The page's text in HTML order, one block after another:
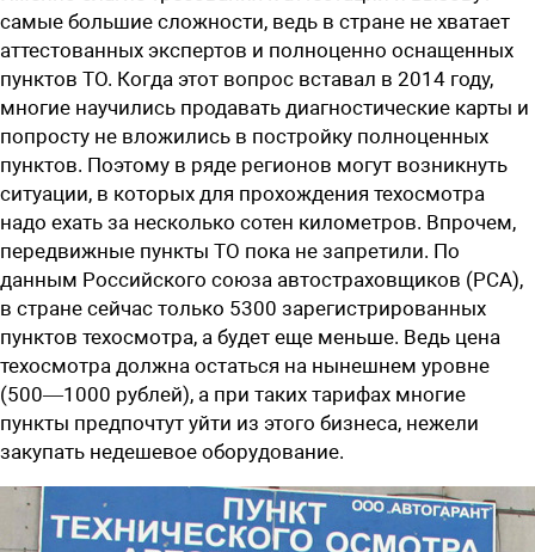
самые большие сложности, ведь в стране не хватает
аттестованных экспертов и полноценно оснащенных
пунктов ТО. Когда этот вопрос вставал в 2014 году,
многие научились продавать диагностические карты и
попросту не вложились в постройку полноценных
пунктов. Поэтому в ряде регионов могут возникнуть
ситуации, в которых для прохождения техосмотра
надо ехать за несколько сотен километров. Впрочем,
передвижные пункты ТО пока не запретили. По
данным Российского союза автостраховщиков (РСА),
в стране сейчас только 5300 зарегистрированных
пунктов техосмотра, а будет еще меньше. Ведь цена
техосмотра должна остаться на нынешнем уровне
(500—1000 рублей), а при таких тарифах многие
пункты предпочтут уйти из этого бизнеса, нежели
закупать недешевое оборудование.